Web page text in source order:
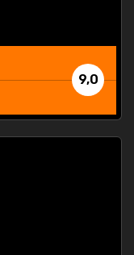
9,0